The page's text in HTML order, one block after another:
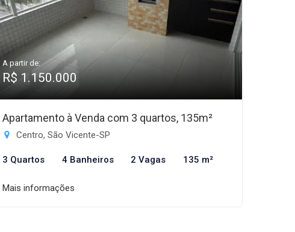
A partir de:
R$ 1.150.000
Apartamento à Venda com 3 quartos, 135m²
Centro, São Vicente-SP
3 Quartos 4 Banheiros 2 Vagas 135 m²
Mais informações